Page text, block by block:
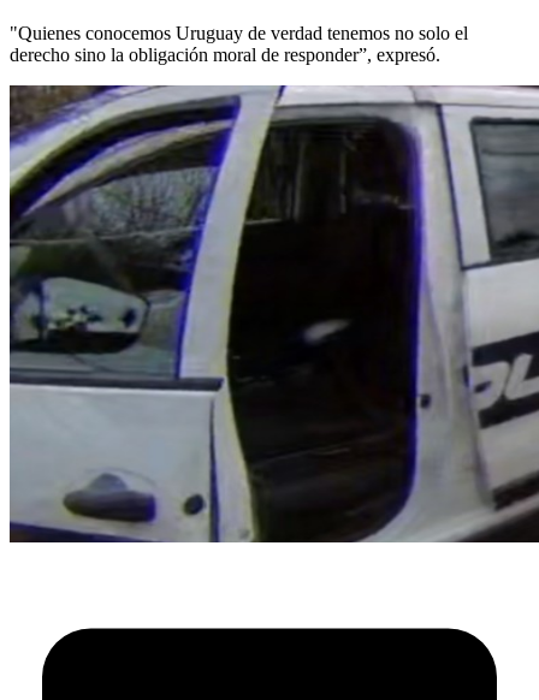
"Quienes conocemos Uruguay de verdad tenemos no solo el
derecho sino la obligación moral de responder”, expresó.